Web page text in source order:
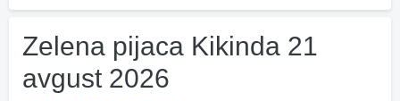
Zelena pijaca Kikinda 21
avgust 2026